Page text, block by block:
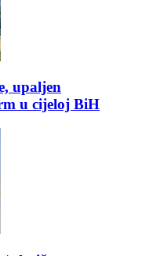
upaljen
u cijeloj BiH